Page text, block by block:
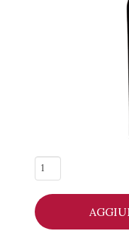
Negroamaro
Salento
IGP